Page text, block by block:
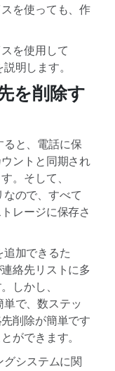
を使っても、作
を使用して
明します。
を削除す
と、電話に保
ントと同期され
。そして、
ので、すべて
レージに保存さ
加できるた
絡先リストに多
しかし、
で、数ステッ
削除が簡単です
ができます。
グシステムに関